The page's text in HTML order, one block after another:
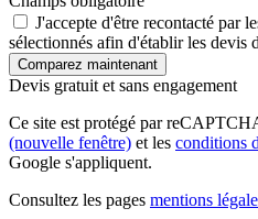
J'accepte d'être recontacté par
sélectionnés afin d'établir les devis
Devis gratuit et sans engagement
Ce site est protégé par
(nouvelle fenêtre) et les conditions
Google s'appliquent.
Consultez les pages mentions